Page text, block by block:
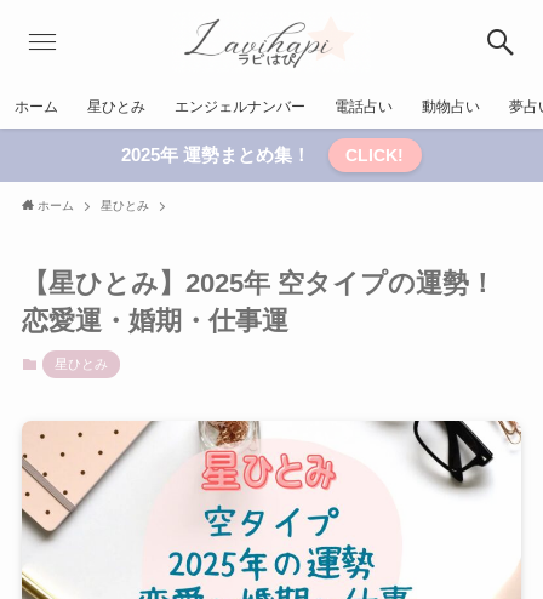
ホーム 星ひとみ エンジェルナンバー 電話占い 動物占い 夢占
2025年 運勢まとめ集！ CLICK!
ホーム 星ひとみ
【星ひとみ】2025年 空タイプの運勢！
恋愛運・婚期・仕事運
星ひとみ